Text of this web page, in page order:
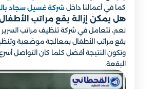
كما في أعمالنا داخل شركة غسيل سجاد
هل يمكن إزالة بقع مراتب
نعم، نتعامل في شركة تنظيف مراتب
بقع مراتب الأطفال بمعالجة موضعية
وتكون النتيجة أفضل كلما كان التواصل
البقعة.